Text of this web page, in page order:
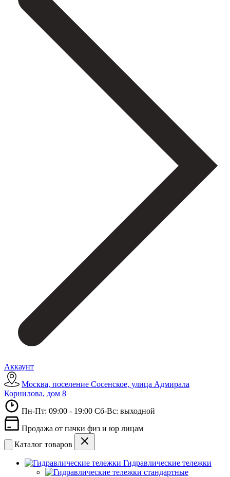
Аккаунт
Москва, поселение Сосенское, улица Адмирала
Корнилова, дом 8
Пн-Пт: 09:00 - 19:00 Сб-Вс: выходной
Продажа от пачки физ и юр лицам
Каталог товаров
Гидравлические тележки